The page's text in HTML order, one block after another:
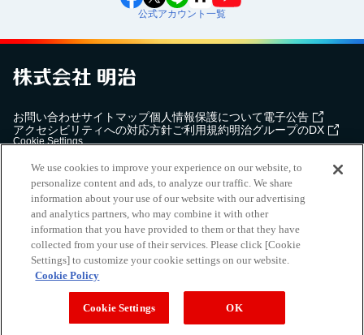
公式アカウント一覧
お問い合わせサイトマップ個人情報保護について電子公告
アクセシビリティへの対応方針ご利用規約明治グループのDX
Cookie Settings
明治ホールディングス株式会社 EN 簡体 ）
Meiji Seika ファルマ株式会社
Copyright Meiji Co., Ltd. All Rights Reserved.
We use cookies to improve your experience on our website, to
personalize content and ads, to analyze our traffic. We share
information about your use of our website with our advertising
and analytics partners, who may combine it with other
information that you have provided to them or that they have
collected from your use of their services. Please click [Cookie
Settings] to customize your cookie settings on our website.
Cookie Policy
Cookie Settings OK